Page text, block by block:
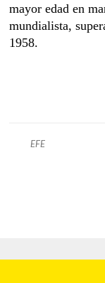
mayor edad en
mundialista,
1958.
EFE